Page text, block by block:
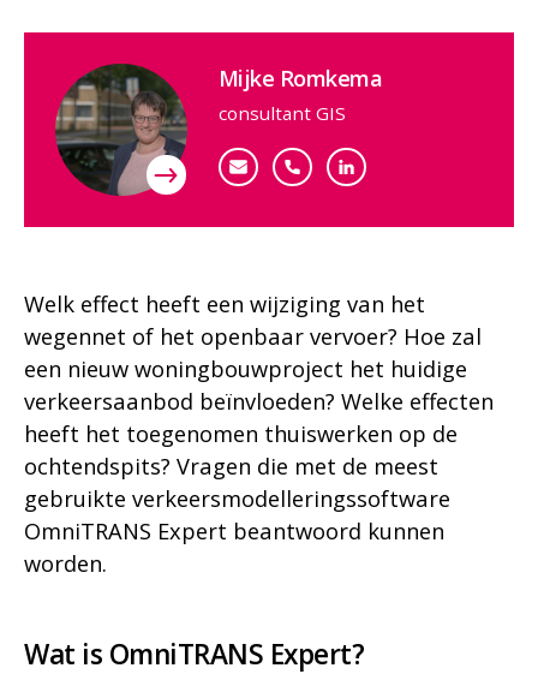
Welk effect heeft een wijziging van het
wegennet of het openbaar vervoer? Hoe zal
een nieuw woningbouwproject het huidige
verkeersaanbod beïnvloeden? Welke effecten
heeft het toegenomen thuiswerken op de
ochtendspits? Vragen die met de meest
gebruikte verkeersmodelleringssoftware
OmniTRANS Expert beantwoord kunnen
worden.
Mijke Romkema
consultant GIS
mromkema@dat.nl
+31 (0)6 55 24 81 45
Bekijk mijn profiel
Wat is OmniTRANS Expert?